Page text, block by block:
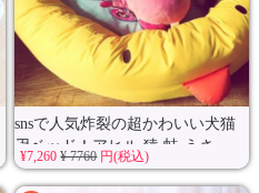
snsで人気炸裂の超かわいい犬猫
用ベッド！アヒル 猿 蛙 うさ...
¥7,260¥ 7760円(税込)